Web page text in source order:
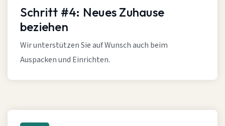
Schritt #4: Neues Zuhause
beziehen
Wir unterstützen Sie auf Wunsch auch beim
Auspacken und Einrichten.